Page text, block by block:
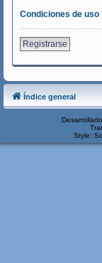
Condiciones de uso
Registrarse
Índice general
Style: